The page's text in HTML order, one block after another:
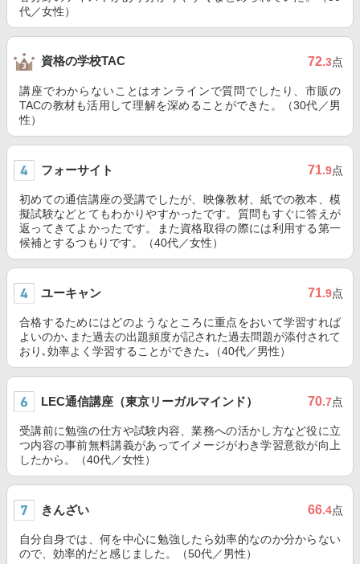
代／女性）
資格の学校TAC 72.3点
講座でわからないことはオンラインで質問でしたり、市販の
TACの教材も活用して理解を深めることができた。（30代／男
性）
フォーサイト 71.9点
初めての通信講座の受講でしたが、映像教材、紙での教本、模
擬試験などとてもわかりやすかったです。質問もすぐに答えが
返ってきてよかったです。また資格取得の際には利用する第一
候補とするつもりです。（40代／女性）
ユーキャン 71.9点
合格するためにはどのようなところに重点をおいて学習すれば
よいのか､また過去の出題頻度が記された過去問題が添付されて
おり､効率よく学習することができた｡（40代／男性）
LEC通信講座（東京リーガルマインド） 70.7点
受講前に勉強の仕方や試験内容、業務への活かし方など役に立
つ内容の事前無料講義があってイメージがわき学習意欲が向上
したから。（40代／女性）
きんざい 66.4点
自分自身では、何を中心に勉強したら効率的なのか分からない
ので、効率的だと感じました。（50代／男性）